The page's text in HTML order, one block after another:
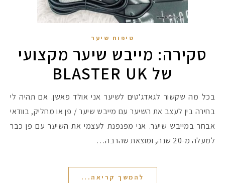
מקדמי הגנה
אומרים שאם
טיפוח שיער
סקירה: מייבש שיער מקצועי
של BLASTER UK
בכל מה שקשור לגאדג'טים לשיער אני אולד פאשן. אם תהיה לי
בחירה בין לעצב את השיער עם מייבש שיער / פן או מחליק, בוודאי
אבחר במייבש שיער. אני מפנפנת לעצמי את השיער עם פן כבר
למעלה מ-20 שנה, ומוצאת שהרבה…
להמשך קריאה...